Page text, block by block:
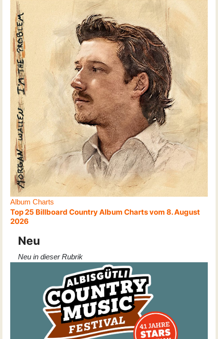
Album Charts
Top 25 Billboard Country Album Charts vom 8. August
2026
Neu
Neu in dieser Rubrik